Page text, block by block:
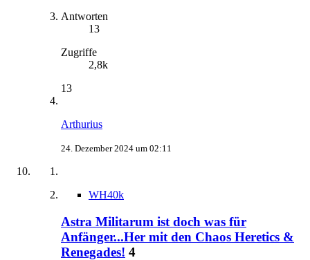
Antworten
13
Zugriffe
2,8k
13
Arthurius
24. Dezember 2024 um 02:11
WH40k
Astra Militarum ist doch was für
Anfänger...Her mit den Chaos Heretics &
Renegades! 4